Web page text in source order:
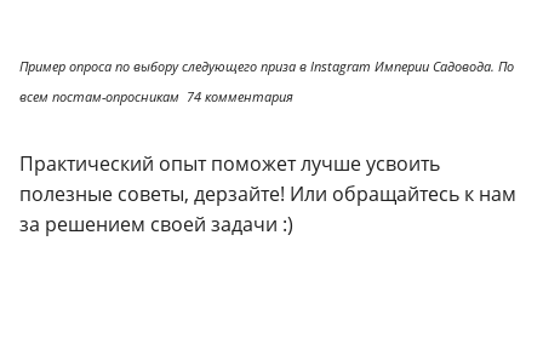
Пример опроса по выбору следующего приза в Instagram Империи Садовода. По
всем постам-опросникам 74 комментария
Практический опыт поможет лучше усвоить
полезные советы, дерзайте! Или обращайтесь к нам
за решением своей задачи :)